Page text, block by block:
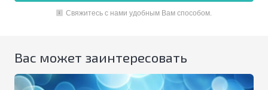
Свяжитесь с нами удобным Вам способом.
Вас может заинтересовать